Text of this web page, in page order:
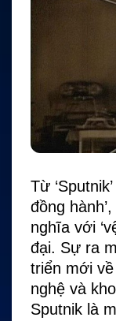
Từ
đồng
nghĩa với
đại. Sự ra
triển mới
nghệ và
Sputnik là